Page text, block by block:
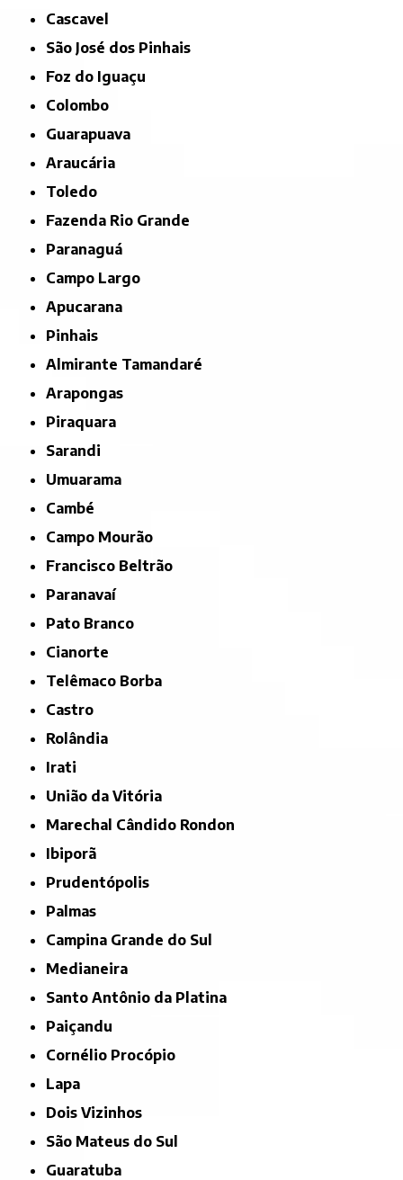
Cascavel
São José dos Pinhais
Foz do Iguaçu
Colombo
Guarapuava
Araucária
Toledo
Fazenda Rio Grande
Paranaguá
Campo Largo
Apucarana
Pinhais
Almirante Tamandaré
Arapongas
Piraquara
Sarandi
Umuarama
Cambé
Campo Mourão
Francisco Beltrão
Paranavaí
Pato Branco
Cianorte
Telêmaco Borba
Castro
Rolândia
Irati
União da Vitória
Marechal Cândido Rondon
Ibiporã
Prudentópolis
Palmas
Campina Grande do Sul
Medianeira
Santo Antônio da Platina
Paiçandu
Cornélio Procópio
Lapa
Dois Vizinhos
São Mateus do Sul
Guaratuba